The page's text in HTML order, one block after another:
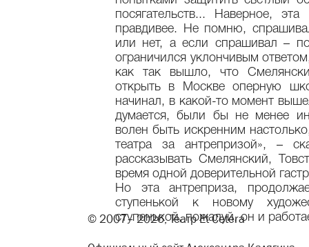
посягательств... Наверное,
правдивее. Не помню,
или нет, а если спрашивал –
ограничился уклончивым
как так вышло, что
открыть в Москве оперную
начинал, в какой-то момент
думается, были бы не менее
волен быть искренним
театра за антрепризой», –
рассказывать Смелянский,
время одной доверительной
Но эта антреприза,
ступенькой к новому
ступенькой, пожалуй, он и
© 2007– 2026, Театр Et Cetera